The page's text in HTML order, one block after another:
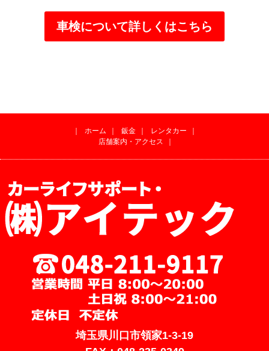
車検について詳しくはこちら
｜ ホーム ｜ 鈑金 ｜ レンタカー
｜
店舗案内・アクセス
｜
埼玉県川口市領家1-3-19